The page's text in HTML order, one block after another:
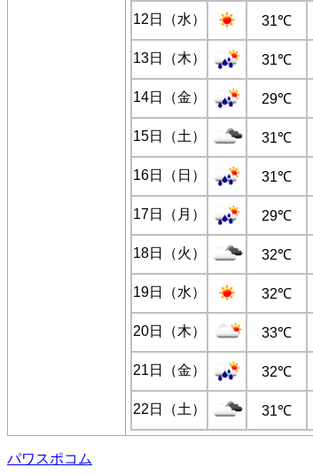
12日（水） 31℃
13日（木） 31℃
14日（金） 29℃
15日（土） 31℃
16日（日） 31℃
17日（月） 29℃
18日（火） 32℃
19日（水） 32℃
20日（木） 33℃
21日（金） 32℃
22日（土） 31℃
パワスポコム